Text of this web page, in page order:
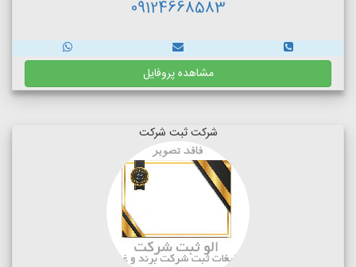
09124668583
مشاهده پروفایل
شرکت ثبت شرکت